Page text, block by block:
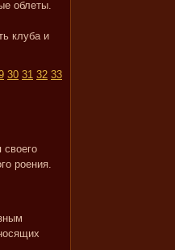
облеты.
клуба и
30 31 32 33
роения.